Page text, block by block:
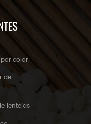
color
de
lentejas